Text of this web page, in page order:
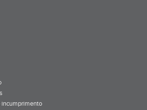
incumprimento